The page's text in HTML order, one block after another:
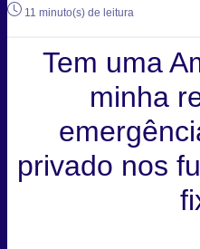
11 minuto(s) de leitura
Tem uma
minha
privado nos